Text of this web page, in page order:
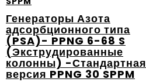
Генераторы Азота
адсорбционного типа
(PSA)- PPNG 6-68 S
(Экструдированные
колонны) -Стандартная
версия PPNG 30 SPPM